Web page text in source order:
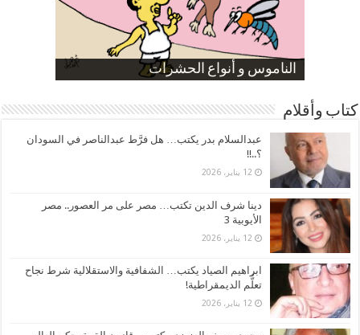
الناموس و أنواع الحشرات
الموظفين بعد ارتفاع الأسعار
ارتفاع نسبة الطلاق في مصر
صورة كاركاتيرية
صورة كاركاتيرية
كتاب وأقلام
عبدالسلام بدر يكتب… هل فرَّط عبدالناصر في السودان
؟..!!
12 يناير، 2026
دينا شرف الدين تكتب… مصر على مر العصور.. مصر
الأيوبية 3
12 يناير، 2026
ابراهيم الصياد يكتب… الشفافية والاستقلالية شرط نجاح
تعلُّم الديمقراطية!
12 يناير، 2026